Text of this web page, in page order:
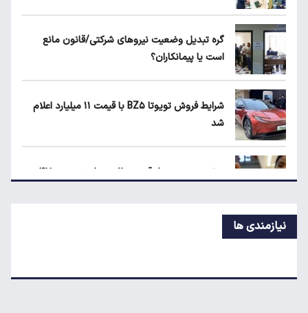
ماجرای محدودیت گوشت برزیلی در اروپا
گره تبدیل وضعیت نیروهای شرکتی/قانون مانع
است یا پیمانکاران؟
شرایط فروش تویوتا BZ۵ با قیمت ۱۱ میلیارد اعلام
شد
پیش‌بینی جدید از قیمت طلا؛ هر اونس به ۴۷۰۰
جزئیات جدید از اجرای قانون افزایش سنوات
نیازمندی ها